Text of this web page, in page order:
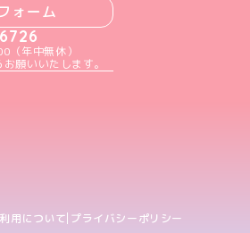
ォーム
（年中無休）
お願いいたします。
用について プライバシーポリシー